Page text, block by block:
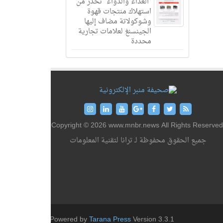
استهلاك منتجات قهوة
وشوكولاتة مضاف إليها
الجينسنغ لعلامات تجارية
محددة
Copyright © 2026 www.mnbr.news All Rights
جميع الحقوق محفوظة لـ ترانا لتقنية المعلومات
Powered byTarana PressVersion 3.3.1